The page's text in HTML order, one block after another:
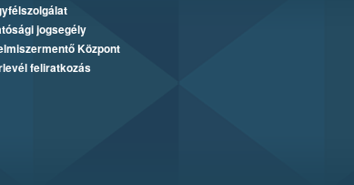
jogsegély
Központ
feliratkozás